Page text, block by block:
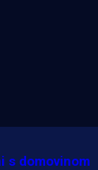
s domovinom